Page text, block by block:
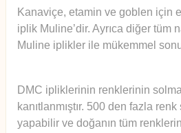
Kanaviçe, etamin ve goblen için
iplik Muline’dir. Ayrıca diğer tüm
Muline iplikler ile mükemmel
DMC ipliklerinin renklerinin
kanıtlanmıştır. 500 den fazla
yapabilir ve doğanın tüm